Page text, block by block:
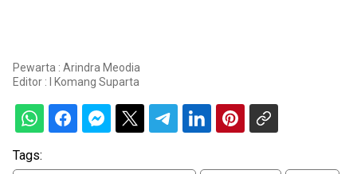
Pewarta : Arindra Meodia
Editor :
I Komang Suparta
Tags: